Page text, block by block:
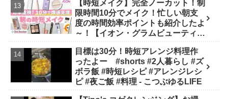
【時短メイク】完全ノーカット！制
限時間10分でメイク！忙しい朝支
度の時間効率ポイントも紹介したよ
～！【イオン・グラムビューティー
ラムビューティーク公式】
目標は30分！時短アレンジ料理作
ったよー #shorts #2人暮らし #ズ
ボラ飯 #時短レシピ #アレンジレシ
ピ #夜ご飯 #料理 - こつぶゆるLIFE